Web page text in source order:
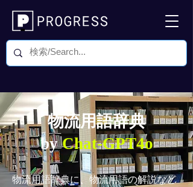
物流用語辞典
byChat-GPT4o
物流用語辞典に、物流用語の解説など